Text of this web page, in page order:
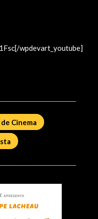
wpdevart_youtube]
Cinema